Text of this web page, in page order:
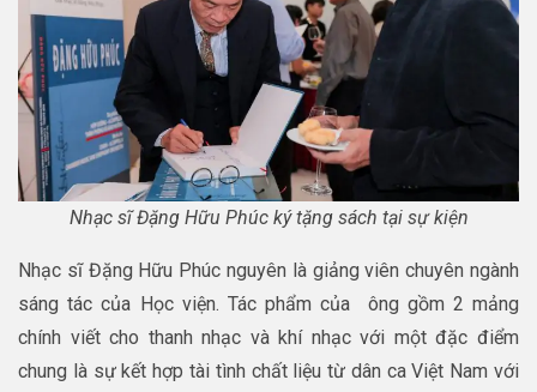
Nhạc sĩ Đặng Hữu Phúc ký tặng sách tại sự kiện
Nhạc sĩ Đặng Hữu Phúc nguyên là giảng viên chuyên ngành
sáng tác của Học viện. Tác phẩm của ông gồm 2 mảng
chính viết cho thanh nhạc và khí nhạc với một đặc điểm
chung là sự kết hợp tài tình chất liệu từ dân ca Việt Nam với